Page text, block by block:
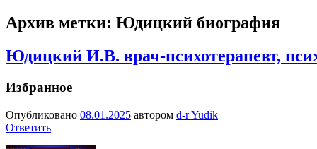
Архив метки: Юдицкий биография
Юдицкий И.В. врач-психотерапевт,
Избранное
Опубликовано 08.01.2025 автором d-r Yudik
Ответить